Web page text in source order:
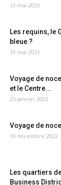
12 mai 2023
Les requins, le
bleue ?
10 mai 2023
Voyage de
et le Centre...
25 janvier 2023
Voyage de
19 décembre 2022
Les quartiers
Business